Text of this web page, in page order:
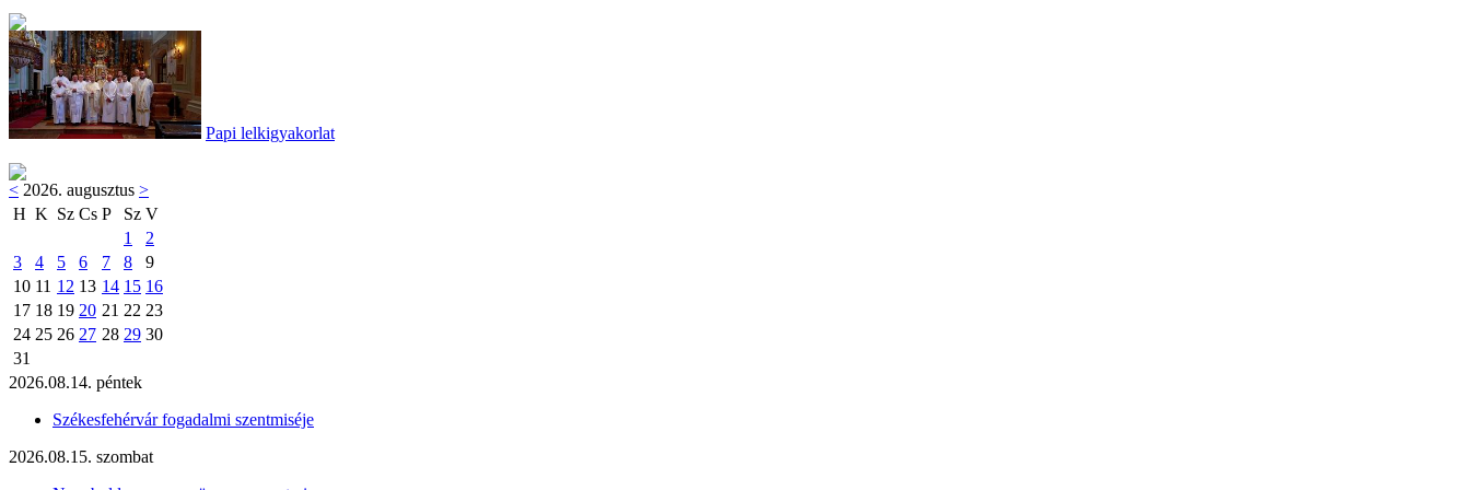
Papi lelkigyakorlat
< 2026. augusztus >
H K Sz Cs P Sz V
1
2
3
4 5 6 7 8
9
10 11 12 13 14 15 16
17 18 19 20 21 22 23
24 25 26 27 28 29 30
31
2026.08.14. péntek
Székesfehérvár fogadalmi szentmiséje
2026.08.15. szombat